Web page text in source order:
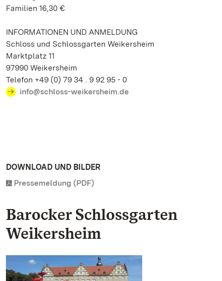
Familien 16,30 €
INFORMATIONEN UND ANMELDUNG
Schloss und Schlossgarten Weikersheim
Marktplatz 11
97990 Weikersheim
Telefon +49 (0) 79 34 . 9 92 95 - 0
info@schloss-weikersheim.de
DOWNLOAD UND BILDER
Pressemeldung (PDF)
Barocker Schlossgarten
Weikersheim